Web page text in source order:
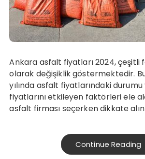
Ankara asfalt fiyatları 2024, çeşitli faktörlere bağlı
olarak değişiklik göstermektedir.
yılında asfalt fiyatlarındaki
fiyatlarını etkileyen faktörleri ele
asfalt firması seçerken dikkate
Continue Reading